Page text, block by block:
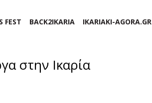
FEST BACK2IKARIA IKARIAKI-AGORA.GR
στην Ικαρία